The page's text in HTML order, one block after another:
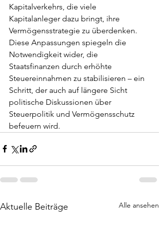
Kapitalverkehrs, die viele
Kapitalanleger dazu bringt, ihre
Vermögensstrategie zu überdenken.
Diese Anpassungen spiegeln die
Notwendigkeit wider, die
Staatsfinanzen durch erhöhte
Steuereinnahmen zu stabilisieren – ein
Schritt, der auch auf längere Sicht
politische Diskussionen über
Steuerpolitik und Vermögensschutz
befeuern wird.
Aktuelle Beiträge Alle ansehen